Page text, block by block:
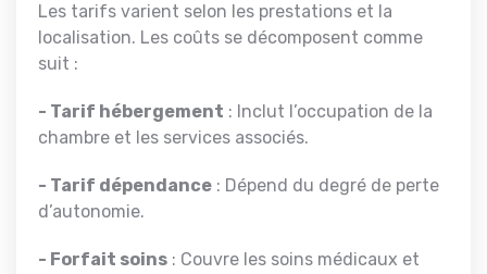
Les tarifs varient selon les prestations et la
localisation. Les coûts se décomposent comme
suit :
- Tarif hébergement : Inclut l’occupation de la
chambre et les services associés.
- Tarif dépendance : Dépend du degré de perte
d’autonomie.
- Forfait soins : Couvre les soins médicaux et